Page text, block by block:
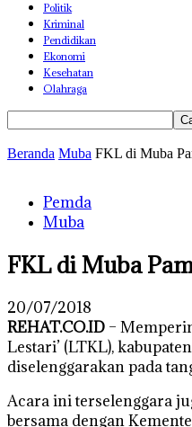
Politik
Kriminal
Pendidikan
Ekonomi
Kesehatan
Olahraga
Beranda Muba FKL di Muba
Pemda
Muba
FKL di Muba
20/07/2018
REHAT.CO.ID –
Lestari’ (LTKL),
diselenggarakan pada
Acara ini terselenggara
bersama dengan